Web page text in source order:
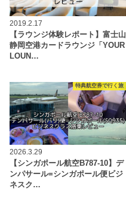
2019.2.17
【ラウンジ体験レポート】富士山
静岡空港カードラウンジ「YOUR
LOUN…
特典航空券で行く旅
2026.3.29
【シンガポール航空B787-10】デ
ンパサール=シンガポール便ビジ
ネスク…